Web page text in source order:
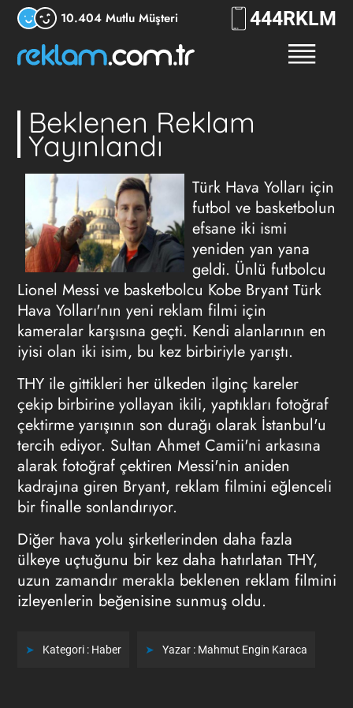
10.404 Mutlu Müşteri 444RKLM
Beklenen Reklam
Yayınlandı
Türk Hava Yolları için
futbol ve basketbolun
efsane iki ismi
yeniden yan yana
geldi. Ünlü futbolcu
Lionel Messi ve basketbolcu Kobe Bryant Türk
Hava Yolları'nın yeni reklam filmi için
kameralar karşısına geçti. Kendi alanlarının en
iyisi olan iki isim, bu kez birbiriyle yarıştı.
THY ile gittikleri her ülkeden ilginç kareler
çekip birbirine yollayan ikili, yaptıkları fotoğraf
çektirme yarışının son durağı olarak İstanbul'u
tercih ediyor. Sultan Ahmet Camii'ni arkasına
alarak fotoğraf çektiren Messi'nin aniden
kadrajına giren Bryant, reklam filmini eğlenceli
bir finalle sonlandırıyor.
Diğer hava yolu şirketlerinden daha fazla
ülkeye uçtuğunu bir kez daha hatırlatan THY,
uzun zamandır merakla beklenen reklam filmini
izleyenlerin beğenisine sunmuş oldu.
Kategori : Haber Yazar : Mahmut Engin Karaca